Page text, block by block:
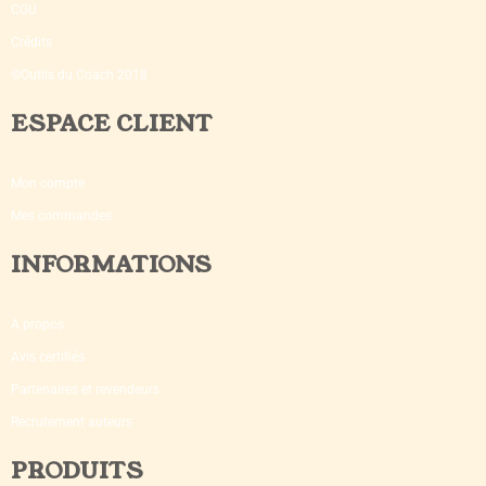
CGU
Crédits
©Outils du Coach 2018
ESPACE CLIENT
Mon compte
Mes commandes
INFORMATIONS
A propos
Avis certifiés
Partenaires et revendeurs
Recrutement auteurs
PRODUITS